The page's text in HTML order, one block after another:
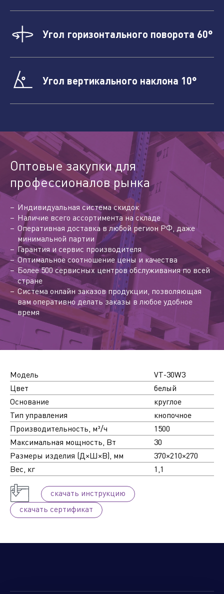
Отправить
Угол горизонтального поворота 60°
Угол вертикального наклона 10°
Оптовые закупки для
профессионалов рынка
Индивидуальная система скидок
Наличие всего ассортимента на складе
Оперативная доставка в любой регион РФ, даже
минимальной партии
Гарантия и сервис производителя
Оптимальное соотношение цены и качества
Более 500 сервисных центров обслуживания по всей
стране
Система онлайн заказов продукции, позволяющая
вам оперативно делать заказы в любое удобное
время
Модель
VT-30W3
Цвет
белый
Основание
круглое
Тип управления
кнопочное
Производительность, м³/ч
1500
Максимальная мощность, Вт
30
Размеры изделия (Д×Ш×В), мм
370×210×270
Вес, кг
1,1
cкачать инструкцию
cкачать сертификат